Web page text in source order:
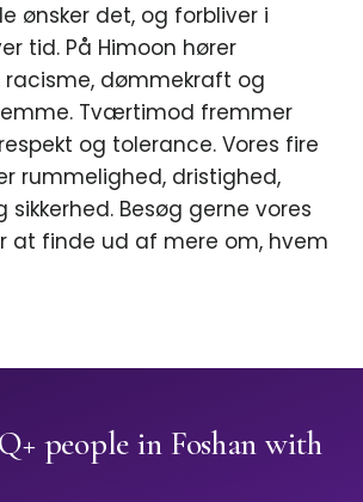
ønsker det, og forbliver i
tid. På Himoon hører
racisme, dømmekraft og
Tværtimod fremmer
og tolerance. Vores fire
rummelighed, dristighed,
Besøg gerne vores
at finde ud af mere om, hvem
people in Foshan with